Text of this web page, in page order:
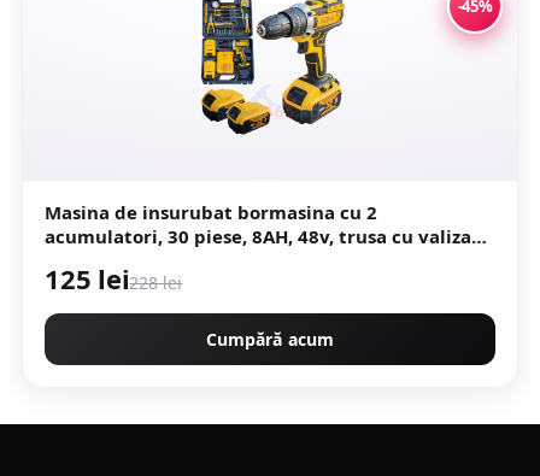
-45%
Masina de insurubat bormasina cu 2
acumulatori, 30 piese, 8AH, 48v, trusa cu valiza
125 lei228 lei
Cumpără acum